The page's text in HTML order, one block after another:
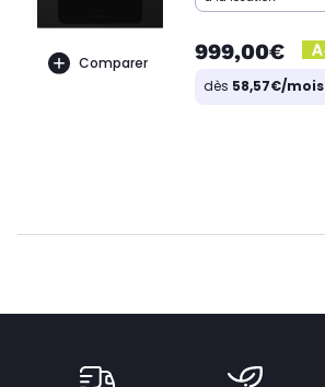
Comparer 999,00€
dès 58,57€/mois